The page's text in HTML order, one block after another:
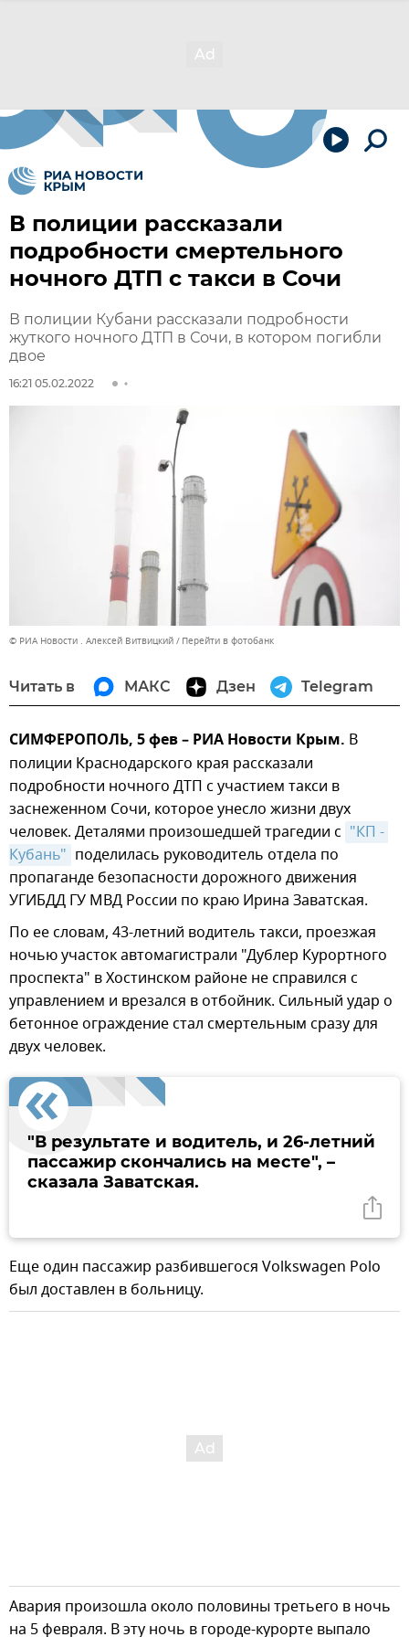
В полиции рассказали
подробности смертельного
ночного ДТП с такси в Сочи
В полиции Кубани рассказали подробности
жуткого ночного ДТП в Сочи, в котором погибли
двое
16:21 05.02.2022
© РИА Новости . Алексей Витвицкий Перейти в фотобанк
Читать в МАКС Дзен Telegram
СИМФЕРОПОЛЬ, 5 фев – РИА Новости Крым. В
полиции Краснодарского края рассказали
подробности ночного ДТП с участием такси в
заснеженном Сочи, которое унесло жизни двух
человек. Деталями произошедшей трагедии с "КП -
Кубань" поделилась руководитель отдела по
пропаганде безопасности дорожного движения
УГИБДД ГУ МВД России по краю Ирина Заватская.
По ее словам, 43-летний водитель такси, проезжая
ночью участок автомагистрали "Дублер Курортного
проспекта" в Хостинском районе не справился с
управлением и врезался в отбойник. Сильный удар о
бетонное ограждение стал смертельным сразу для
двух человек.
"В результате и водитель, и 26-летний
пассажир скончались на месте", –
сказала Заватская.
Еще один пассажир разбившегося Volkswagen Polo
был доставлен в больницу.
Авария произошла около половины третьего в ночь
на 5 февраля. В эту ночь в городе-курорте выпало